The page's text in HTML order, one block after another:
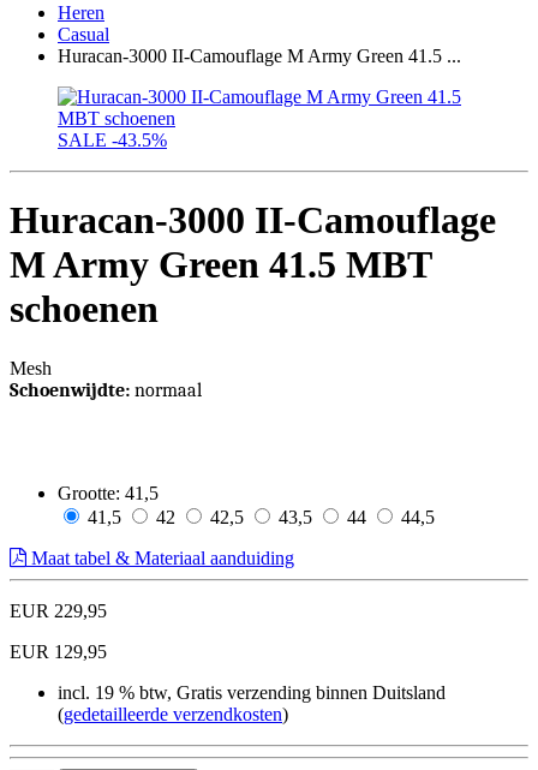
Heren
Casual
Huracan-3000 II-Camouflage M Army Green 41.5 ...
SALE -43.5%
Huracan-3000 II-Camouflage
M Army Green 41.5 MBT
schoenen
Mesh
Schoenwijdte: normaal
Grootte: 41,5
41,5
42 42,5 43,5 44
44,5
Maat tabel & Materiaal aanduiding
EUR 229,95
EUR 129,95
incl. 19 % btw, Gratis verzending binnen Duitsland
(gedetailleerde verzendkosten)